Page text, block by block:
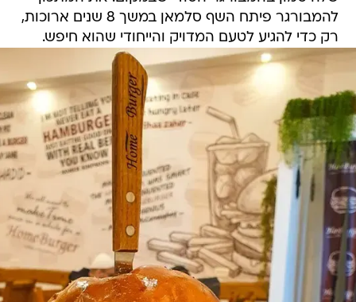
להמבורגר פיתח השף סלמאן במשך 8 שנים ארוכות,
רק כדי להגיע לטעם המדויק והייחודי שהוא חיפש.